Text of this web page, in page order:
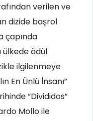
verilen ve
dizide başrol
çapında
ülkede ödül
ilgilenmeye
En Ünlü İnsanı”
”Divididos”
Mollo ile